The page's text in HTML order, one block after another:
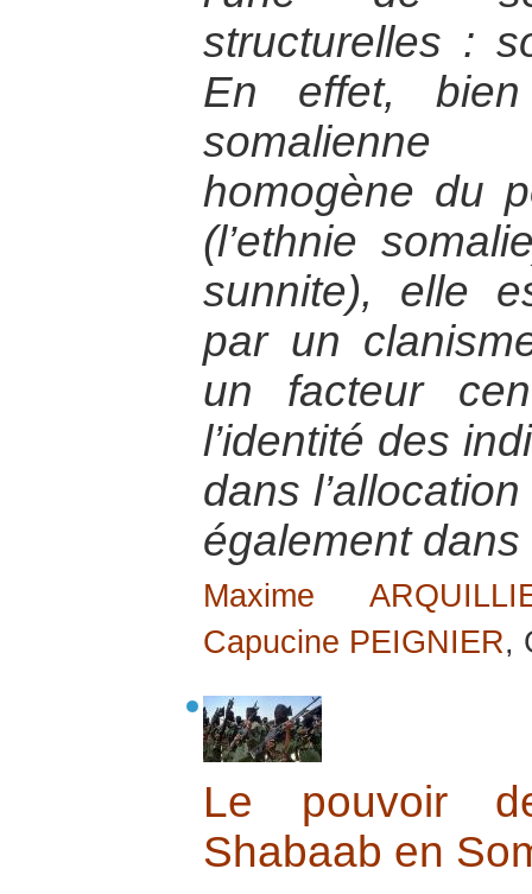
structurelles :
En effet,
somalienne
homogène du
(l’ethnie
sunnite), elle
par un
un facteur
l’identité des
dans
également
Maxime
Capucine PEIGNIER,
Le pouvoir
Shabaab en